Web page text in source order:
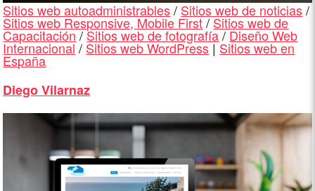
Sitios web autoadministrables/ Sitios web de noticias/
Sitios web Responsive, Mobile First/Sitios web de
Capacitación/Sitios web de fotografía/Diseño Web
Internacional/ Sitios web WordPress|Sitios web en
España
Diego Vilarnaz